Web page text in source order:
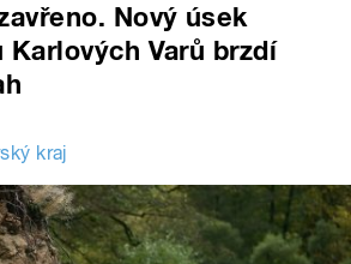
Nový úsek
Varů brzdí
kraj